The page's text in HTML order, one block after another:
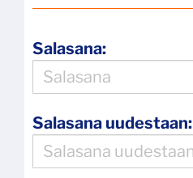
Salasana:
Salasana uudestaan: